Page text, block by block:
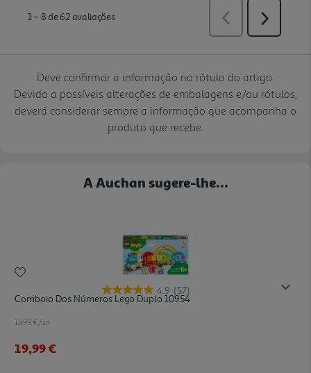
Deve confirmar a informação no rótulo do artigo.
Devido a possíveis alterações de embalagens e/ou rótulos,
deverá considerar sempre a informação que acompanha o
produto que recebe.
A Auchan sugere-lhe...
4.9 (57)
Comboio Dos Números Lego Duplo 10954
19.99 €/un
19,99 €